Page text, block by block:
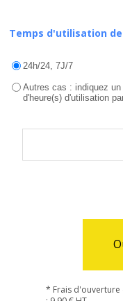
Temps d'utilisation
24h/24, 7J/7
Autres cas : indiquez un
d'heure(s) d'utilisation
* Frais d'ouverture